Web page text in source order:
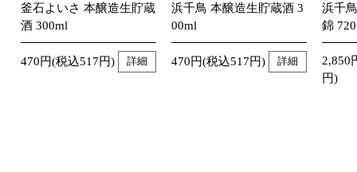
釜石よいさ 本醸造生貯蔵
酒 300ml
470円(税込517円) 詳細
浜千鳥 本醸造生貯蔵酒 3
00ml
470円(税込517円) 詳細
浜千
錦
2,850
円)